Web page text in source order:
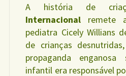
A história de
Internacional remete
pediatra Cicely Willians
de crianças
propaganda enganosa
infantil era responsável